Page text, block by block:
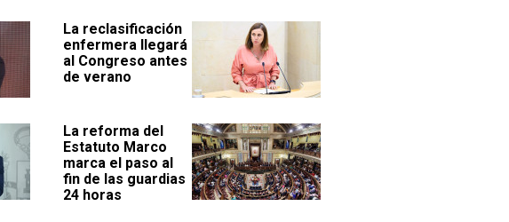
La reclasificación
enfermera llegará
al Congreso antes
de verano
La reforma del
Estatuto Marco
marca el paso al
fin de las guardias
24 horas